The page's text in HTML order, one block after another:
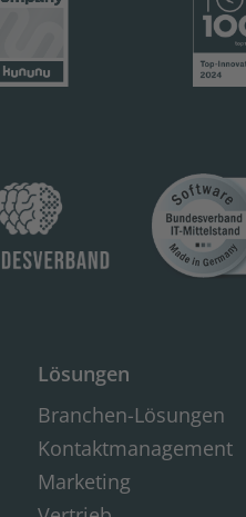
Lösungen
Branchen-Lösungen
Kontaktmanagement
Marketing